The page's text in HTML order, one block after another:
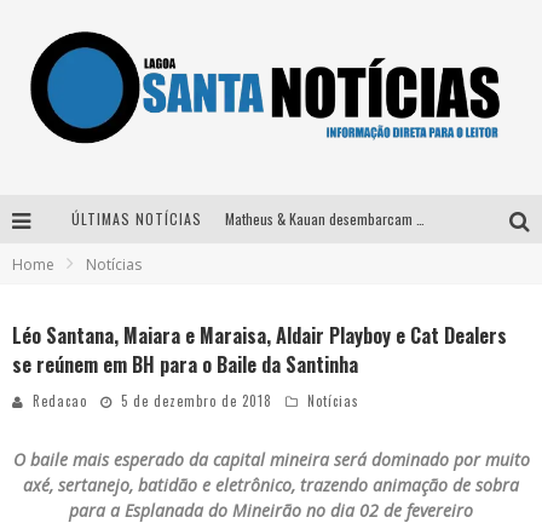
ÚLTIMAS NOTÍCIAS
Home Notícias
Léo Santana, Maiara e Maraisa, Aldair Playboy e Cat Dealers
se reúnem em BH para o Baile da Santinha
Redacao 5 de dezembro de 2018 Notícias
O baile mais esperado da capital mineira será dominado por muito
axé, sertanejo, batidão e eletrônico, trazendo animação de sobra
para a Esplanada do Mineirão no dia 02 de fevereiro